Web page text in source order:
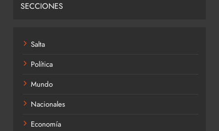
SECCIONES
Salta
Política
Mundo
Nacionales
Economía